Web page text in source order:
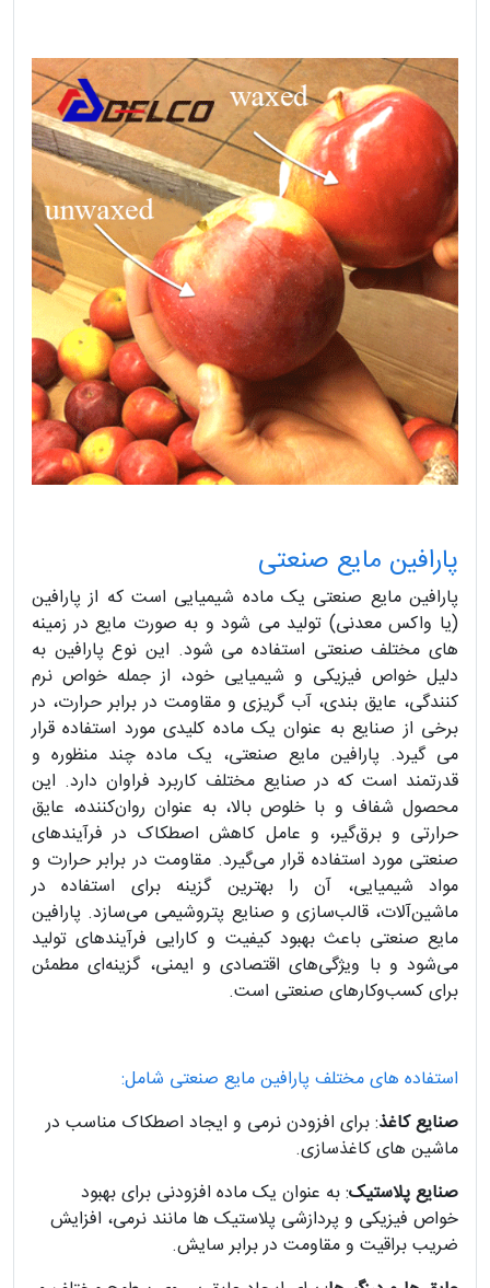
پارافین مایع صنعتی
پارافین مایع صنعتی یک ماده شیمیایی است که از پارافین
(یا واکس معدنی) تولید می شود و به صورت مایع در زمینه
های مختلف صنعتی استفاده می شود. این نوع پارافین به
دلیل خواص فیزیکی و شیمیایی خود، از جمله خواص نرم
کنندگی، عایق بندی، آب گریزی و مقاومت در برابر حرارت، در
برخی از صنایع به عنوان یک ماده کلیدی مورد استفاده قرار
می گیرد. پارافین مایع صنعتی، یک ماده چند منظوره و
قدرتمند است که در صنایع مختلف کاربرد فراوان دارد. این
محصول شفاف و با خلوص بالا، به عنوان روان‌کننده، عایق
حرارتی و برق‌گیر، و عامل کاهش اصطکاک در فرآیندهای
صنعتی مورد استفاده قرار می‌گیرد. مقاومت در برابر حرارت و
مواد شیمیایی، آن را بهترین گزینه برای استفاده در
ماشین‌آلات، قالب‌سازی و صنایع پتروشیمی می‌سازد. پارافین
مایع صنعتی باعث بهبود کیفیت و کارایی فرآیندهای تولید
می‌شود و با ویژگی‌های اقتصادی و ایمنی، گزینه‌ای مطمئن
برای کسب‌وکارهای صنعتی است.
استفاده های مختلف پارافین مایع صنعتی شامل:
صنایع کاغذ: برای افزودن نرمی و ایجاد اصطکاک مناسب در
ماشین های کاغذسازی.
صنایع پلاستیک: به عنوان یک ماده افزودنی برای بهبود
خواص فیزیکی و پردازشی پلاستیک ها مانند نرمی، افزایش
ضریب براقیت و مقاومت در برابر سایش.